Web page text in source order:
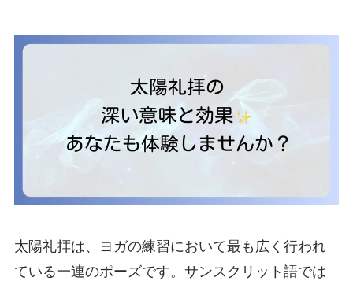
太陽礼拝は、ヨガの練習において最も広く行われ
ている一連のポーズです。サンスクリット語では